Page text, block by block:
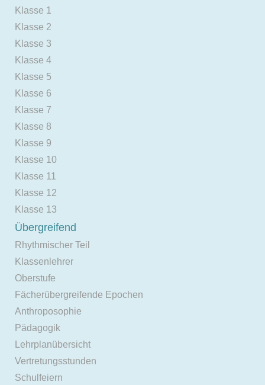
Klasse 1
Klasse 2
Klasse 3
Klasse 4
Klasse 5
Klasse 6
Klasse 7
Klasse 8
Klasse 9
Klasse 10
Klasse 11
Klasse 12
Klasse 13
Übergreifend
Rhythmischer Teil
Klassenlehrer
Oberstufe
Fächerübergreifende Epochen
Anthroposophie
Pädagogik
Lehrplanübersicht
Vertretungsstunden
Schulfeiern